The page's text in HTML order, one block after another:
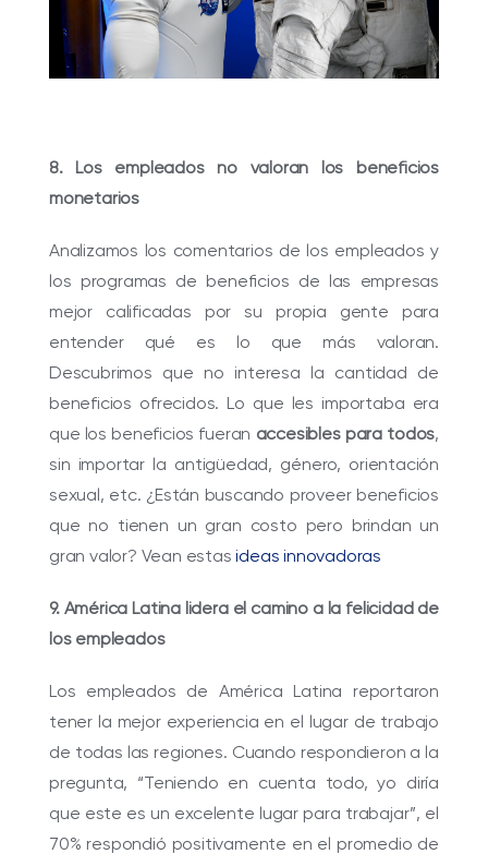
8. Los empleados no valoran los beneficios
monetarios
Analizamos los comentarios de los empleados y
los programas de beneficios de las empresas
mejor calificadas por su propia gente para
entender qué es lo que más valoran.
Descubrimos que no interesa la cantidad de
beneficios ofrecidos. Lo que les importaba era
que los beneficios fueran accesibles para todos,
sin importar la antigüedad, género, orientación
sexual, etc. ¿Están buscando proveer beneficios
que no tienen un gran costo pero brindan un
gran valor? Vean estasideas innovadoras
9. América Latina lidera el camino a la felicidad de
los empleados
Los empleados de América Latina reportaron
tener la mejor experiencia en el lugar de trabajo
de todas las regiones. Cuando respondieron a la
pregunta, “Teniendo en cuenta todo, yo diría
que este es un excelente lugar para trabajar”, el
70% respondió positivamente en el promedio de